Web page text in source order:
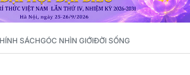
SÁCHGÓC NHÌN GIỚIĐỜI SỐNG